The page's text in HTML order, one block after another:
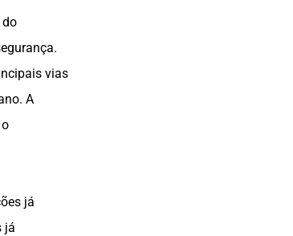
do
vias
A
já
já